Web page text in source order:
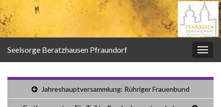
Seelsorge Beratzhausen Pfraundorf
Jahreshauptversammlung: Rühriger Frauenbund